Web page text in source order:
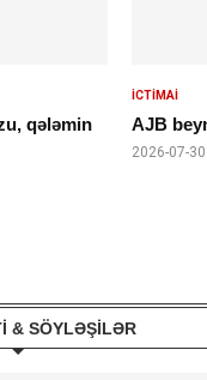
qələmin
İCTİMAİ
AJB
2026-07-30
& SÖYLƏŞILƏR